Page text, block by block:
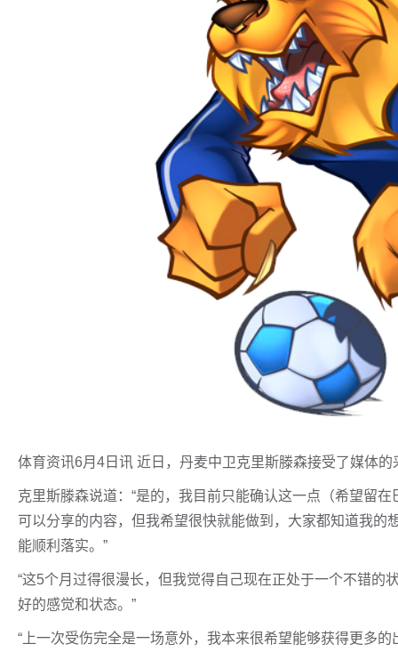
体育资讯6月4日讯 近日，丹麦中卫克里斯滕森接受了媒体
克里斯滕森说道：“是的，我目前只能确认这一点（希望留
可以分享的内容，但我希望很快就能做到，大家都知道我
能顺利落实。”
“这5个月过得很漫长，但我觉得自己现在正处于一个不错的
好的感觉和状态。”
“上一次受伤完全是一场意外，我本来很希望能够获得更多